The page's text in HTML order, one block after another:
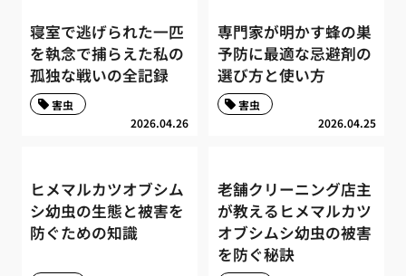
寝室で逃げられた一匹
を執念で捕らえた私の
孤独な戦いの全記録
2026.04.26
害虫
専門家が明かす蜂の巣
予防に最適な忌避剤の
選び方と使い方
2026.04.25
害虫
ヒメマルカツオブシム
シ幼虫の生態と被害を
防ぐための知識
老舗クリーニング店主
が教えるヒメマルカツ
オブシムシ幼虫の被害
を防ぐ秘訣